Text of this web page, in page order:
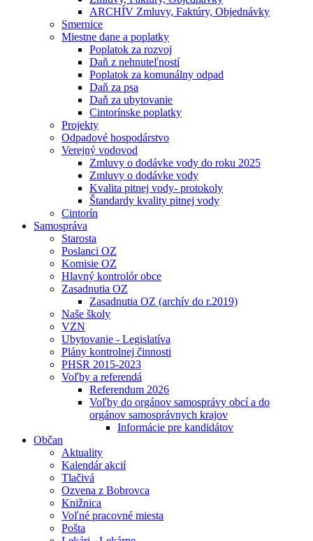
ARCHÍV Zmluvy, Faktúry, Objednávky
Smernice
Miestne dane a poplatky
Poplatok za rozvoj
Daň z nehnuteľností
Poplatok za komunálny odpad
Daň za psa
Daň za ubytovanie
Cintorínske poplatky
Projekty
Odpadové hospodárstvo
Verejný vodovod
Zmluvy o dodávke vody do roku 2025
Zmluvy o dodávke vody
Kvalita pitnej vody- protokoly
Štandardy kvality pitnej vody
Cintorín
Samospráva
Starosta
Poslanci OZ
Komisie OZ
Hlavný kontrolór obce
Zasadnutia OZ
Zasadnutia OZ (archív do r.2019)
Naše školy
VZN
Ubytovanie - Legislatíva
Plány kontrolnej činnosti
PHSR 2015-2023
Voľby a referendá
Referendum 2026
Voľby do orgánov samosprávy obcí a do
orgánov samosprávnych krajov
Informácie pre kandidátov
Občan
Aktuality
Kalendár akcií
Tlačivá
Ozvena z Bobrovca
Knižnica
Voľné pracovné miesta
Pošta